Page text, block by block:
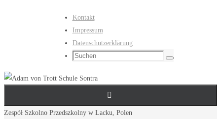
Kontakt
Impressum
Datenschutzerklärung
Suchen
Suchen
Start
Zespół Szkolno Przedszkolny w Lacku, Polen